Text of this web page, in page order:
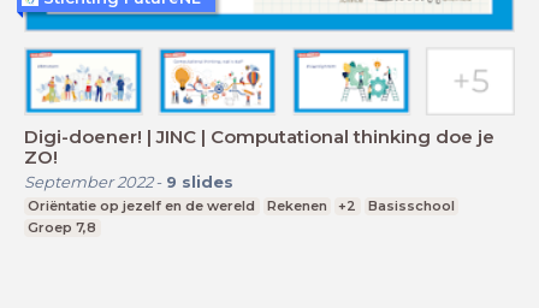
Digi-doener! | JINC | Computational thinking doe je
ZO!
September 2022- 9 slides
Oriëntatie op jezelf en de wereld Rekenen +2
Basisschool
Groep 7,8